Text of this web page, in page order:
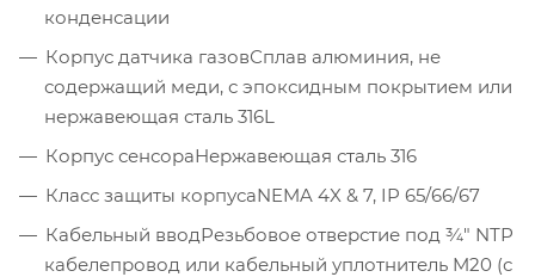
конденсации
Корпус датчика газовСплав алюминия, не
содержащий меди, с эпоксидным покрытием или
нержавеющая сталь 316L
Корпус сенсораНержавеющая сталь 316
Класс защиты корпусаNEMA 4X & 7, IP 65/66/67
Кабельный вводРезьбовое отверстие под ¾" NТР
кабелепровод или кабельный уплотнитель M20 (с